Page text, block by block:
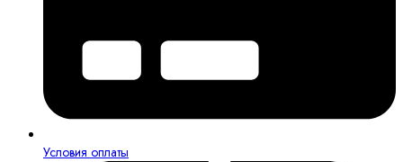
Условия оплаты